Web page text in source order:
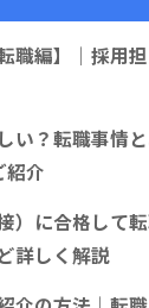
職編】｜採用
い？転職事情
紹介
）に合格して
詳しく解説